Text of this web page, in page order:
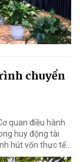
chuyển
quan điều hành
huy động tài
hút vốn thực tế...